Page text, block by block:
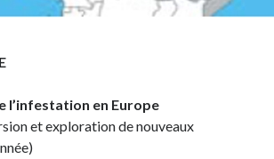
l’infestation en Europe
et exploration de nouveaux